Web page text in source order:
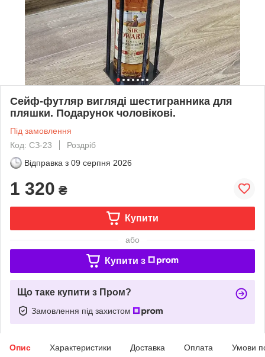
Сейф-футляр вигляді шестигранника для
пляшки. Подарунок чоловікові.
Під замовлення
Код: СЗ-23
Роздріб
Відправка з 09 серпня 2026
1 320 ₴
Купити
або
Купити з
Що таке купити з Пром?
Замовлення під захистом
Опис Характеристики Доставка Оплата Умови